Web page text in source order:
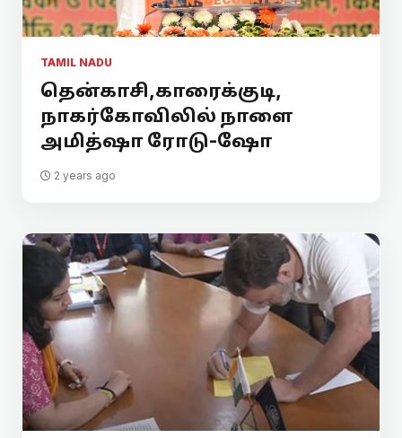
TAMIL NADU
தென்காசி,காரைக்குடி,
நாகர்கோவிலில் நாளை
அமித்ஷா ரோடு-ஷோ
2 years ago